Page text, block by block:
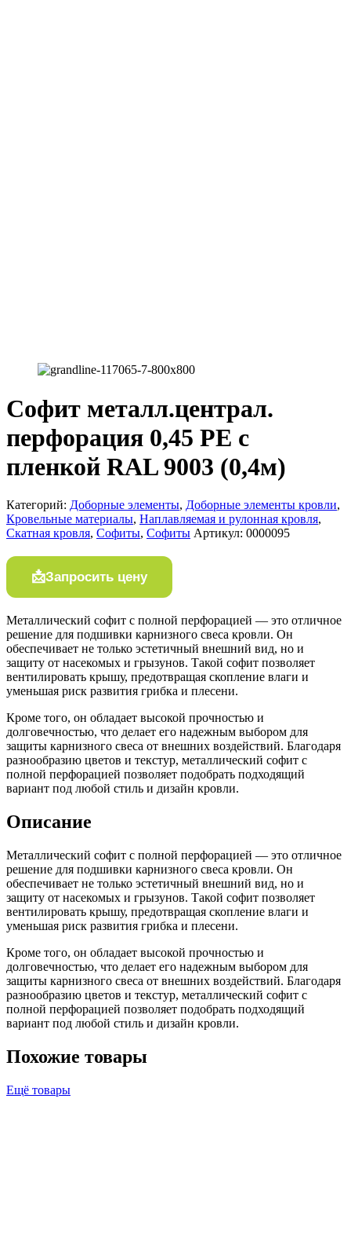
Софит металл.централ.
перфорация 0,45 РЕ с
пленкой RAL 9003 (0,4м)
Категорий: Доборные элементы, Доборные элементы кровли,
Кровельные материалы, Наплавляемая и рулонная кровля,
Скатная кровля, Софиты, Софиты Артикул: 0000095
Запросить цену
Металлический софит с полной перфорацией — это отличное
решение для подшивки карнизного свеса кровли. Он
обеспечивает не только эстетичный внешний вид, но и
защиту от насекомых и грызунов. Такой софит позволяет
вентилировать крышу, предотвращая скопление влаги и
уменьшая риск развития грибка и плесени.
Кроме того, он обладает высокой прочностью и
долговечностью, что делает его надежным выбором для
защиты карнизного свеса от внешних воздействий. Благодаря
разнообразию цветов и текстур, металлический софит с
полной перфорацией позволяет подобрать подходящий
вариант под любой стиль и дизайн кровли.
Описание
Металлический софит с полной перфорацией — это отличное
решение для подшивки карнизного свеса кровли. Он
обеспечивает не только эстетичный внешний вид, но и
защиту от насекомых и грызунов. Такой софит позволяет
вентилировать крышу, предотвращая скопление влаги и
уменьшая риск развития грибка и плесени.
Кроме того, он обладает высокой прочностью и
долговечностью, что делает его надежным выбором для
защиты карнизного свеса от внешних воздействий. Благодаря
разнообразию цветов и текстур, металлический софит с
полной перфорацией позволяет подобрать подходящий
вариант под любой стиль и дизайн кровли.
Похожие товары
Ещё товары